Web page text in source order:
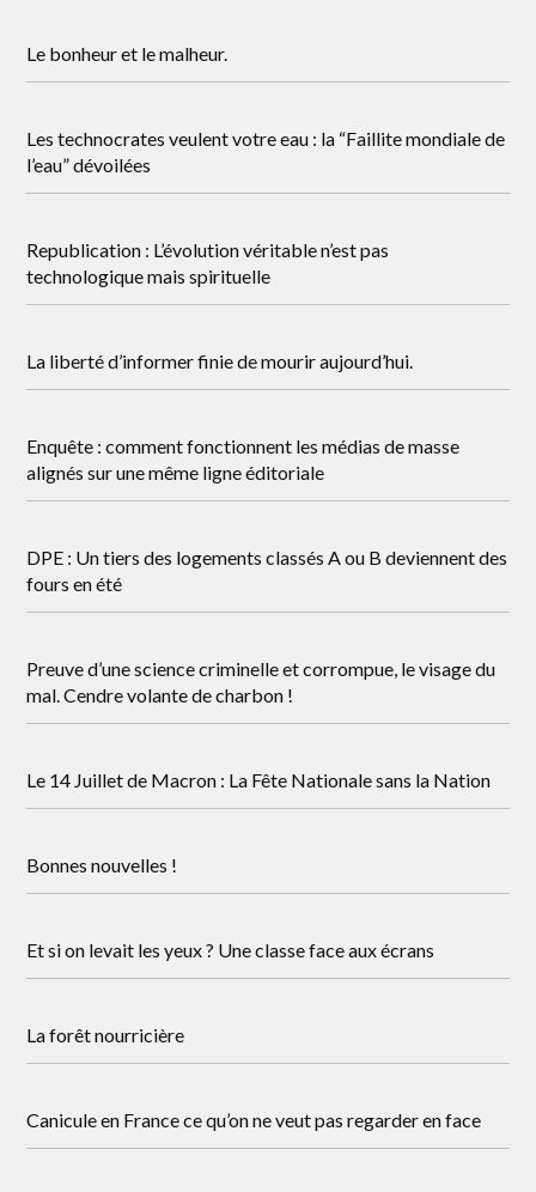
Le bonheur et le malheur.
Les technocrates veulent votre eau : la “Faillite mondiale de
l’eau” dévoilées
Republication : L’évolution véritable n’est pas
technologique mais spirituelle
La liberté d’informer finie de mourir aujourd’hui.
Enquête : comment fonctionnent les médias de masse
alignés sur une même ligne éditoriale
DPE : Un tiers des logements classés A ou B deviennent des
fours en été
Preuve d’une science criminelle et corrompue, le visage du
mal. Cendre volante de charbon !
Le 14 Juillet de Macron : La Fête Nationale sans la Nation
Bonnes nouvelles !
Et si on levait les yeux ? Une classe face aux écrans
La forêt nourricière
Canicule en France ce qu’on ne veut pas regarder en face